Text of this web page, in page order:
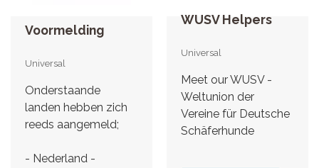
Voormelding
Universal
Onderstaande
landen hebben zich
reeds aangemeld;
- Nederland -
WUSV Helpers
Universal
Meet our WUSV -
Weltunion der
Vereine für Deutsche
Schäferhunde